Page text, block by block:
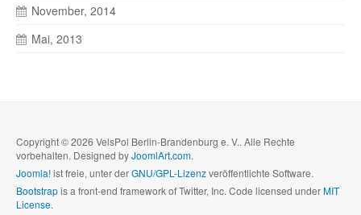
November, 2014
Mai, 2013
Copyright © 2026 VelsPol Berlin-Brandenburg e. V.. Alle Rechte
vorbehalten. Designed byJoomlArt.com.
Joomla!ist freie, unter derGNU/GPL-Lizenzveröffentlichte Software.
Bootstrapis a front-end framework of Twitter, Inc. Code licensed underMIT
License.